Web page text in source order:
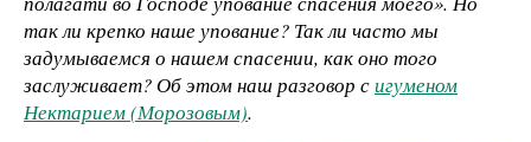
так ли крепко наше упование? Так ли часто мы
задумываемся о нашем спасении, как оно того
заслуживает? Об этом наш разговор сигуменом
Нектарием (Морозовым).